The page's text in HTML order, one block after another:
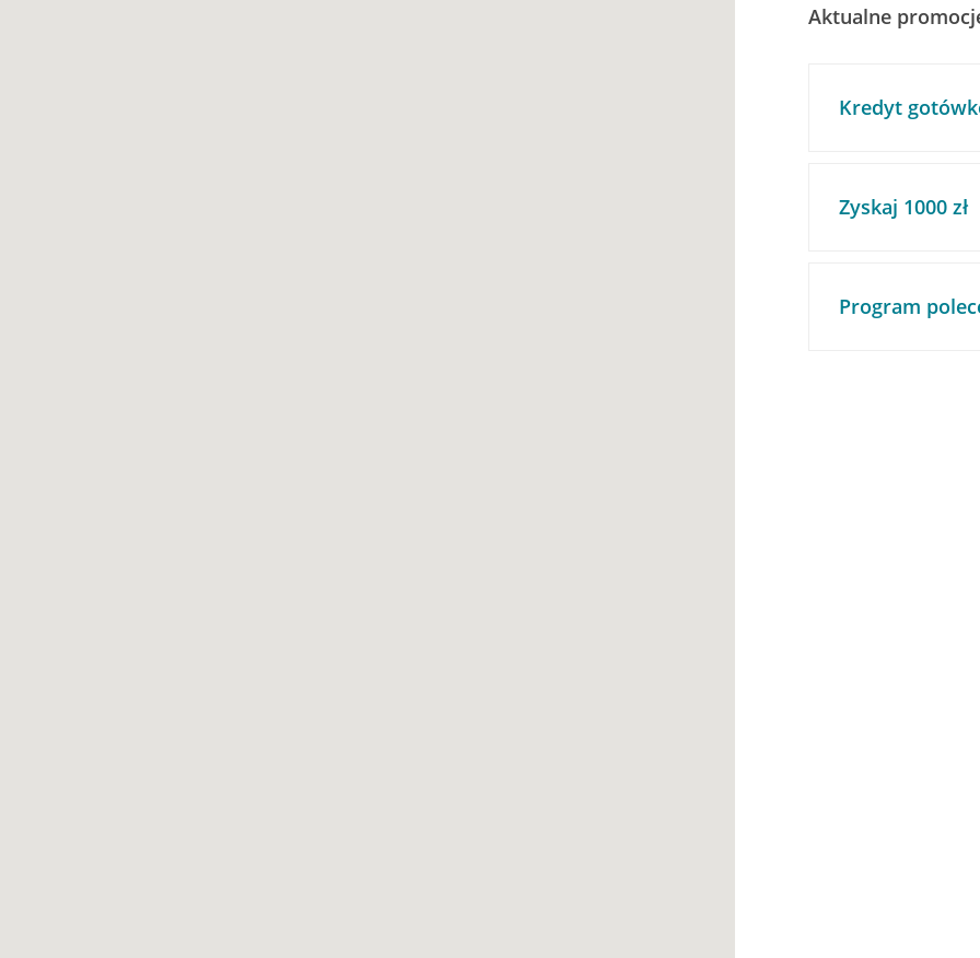
Aktualne
Kredyt
Zyskaj 1000 zł
Program